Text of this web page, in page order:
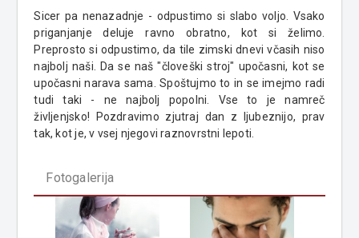
Sicer pa nenazadnje - odpustimo si slabo voljo. Vsako
priganjanje deluje ravno obratno, kot si želimo.
Preprosto si odpustimo, da tile zimski dnevi včasih niso
najbolj naši. Da se naš "človeški stroj" upočasni, kot se
upočasni narava sama. Spoštujmo to in se imejmo radi
tudi taki - ne najbolj popolni. Vse to je namreč
življenjsko! Pozdravimo zjutraj dan z ljubeznijo, prav
tak, kot je, v vsej njegovi raznovrstni lepoti.
Fotogalerija